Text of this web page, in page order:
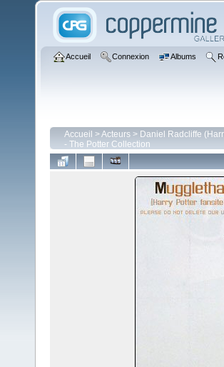
Accueil Connexion Albums
Accueil >Acteurs > Daniel Radcliffe
- The Potter Collection